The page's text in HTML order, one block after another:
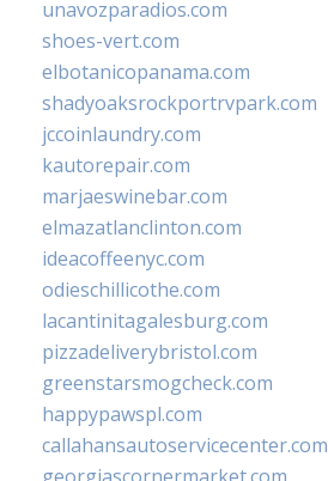
unavozparadios.com
shoes-vert.com
elbotanicopanama.com
shadyoaksrockportrvpark.com
jccoinlaundry.com
kautorepair.com
marjaeswinebar.com
elmazatlanclinton.com
ideacoffeenyc.com
odieschillicothe.com
lacantinitagalesburg.com
pizzadeliverybristol.com
greenstarsmogcheck.com
happypawspl.com
callahansautoservicecenter.com